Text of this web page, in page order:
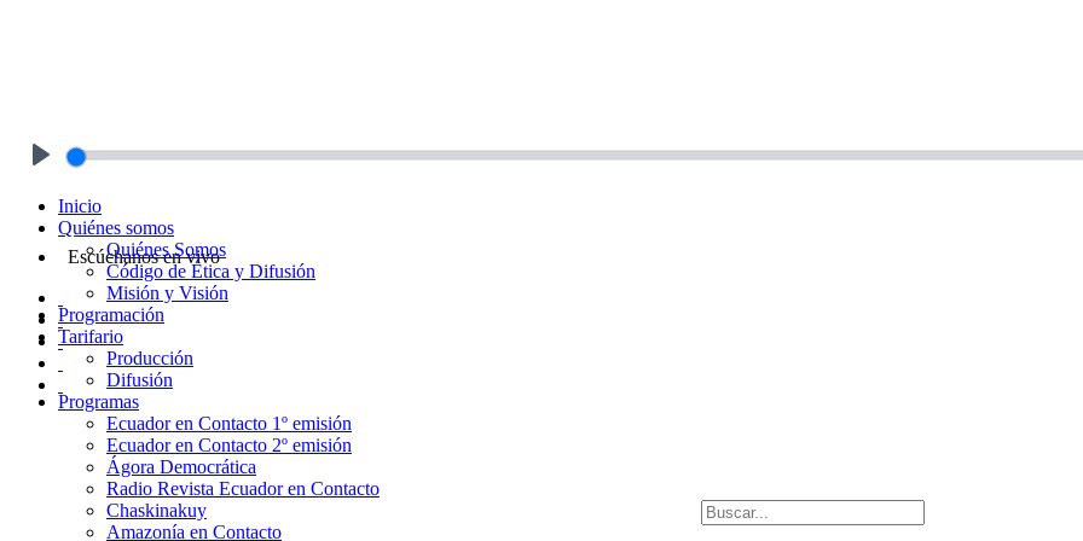
Escúchanos en vivo
Inicio
Quiénes somos
Quiénes Somos
Código de Ética y Difusión
Misión y Visión
Programación
Tarifario
Producción
Difusión
Programas
Ecuador en Contacto 1º emisión
Ecuador en Contacto 2º emisión
Ágora Democrática
Radio Revista Ecuador en Contacto
Chaskinakuy
Amazonía en Contacto